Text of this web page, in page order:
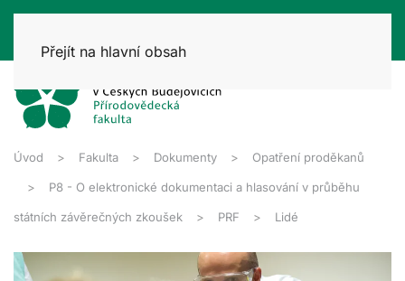
Přejít na hlavní obsah
Úvod Fakulta Dokumenty Opatření proděkanů
P8 - O elektronické dokumentaci a hlasování v průběhu
státních závěrečných zkoušek PRF Lidé